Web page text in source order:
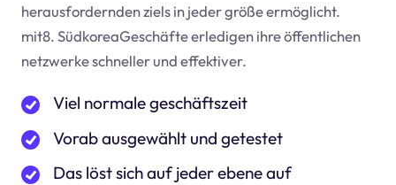
herausfordernden ziels in jeder größe ermöglicht.
mit8. SüdkoreaGeschäfte erledigen ihre öffentlichen
netzwerke schneller und effektiver.
Viel normale geschäftszeit
Vorab ausgewählt und getestet
Das löst sich auf jeder ebene auf